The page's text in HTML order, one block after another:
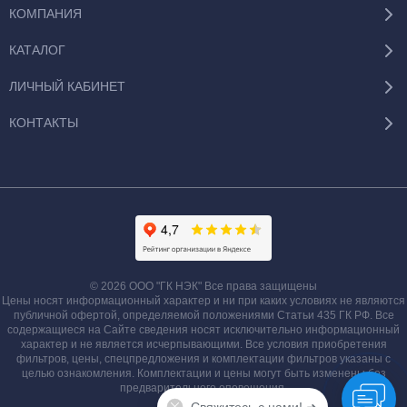
КОМПАНИЯ
КАТАЛОГ
ЛИЧНЫЙ КАБИНЕТ
КОНТАКТЫ
© 2026 ООО "ГК НЭК" Все права защищены
Цены носят информационный характер и ни при каких условиях не являются
публичной офертой, определяемой положениями Статьи 435 ГК РФ. Все
содержащиеся на Сайте сведения носят исключительно информационный
характер и не является исчерпывающими. Все условия приобретения
фильтров, цены, спецпредложения и комплектации фильтров указаны с
целью ознакомления. Комплектации и цены могут быть изменены без
предварительного оповещения.